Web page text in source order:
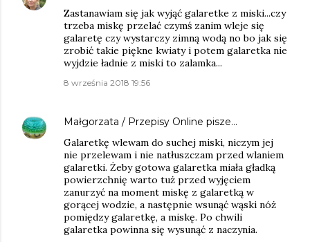
Zastanawiam się jak wyjąć galaretke z miski...czy
trzeba miskę przelać czymś zanim wleje się
galaretę czy wystarczy zimną wodą no bo jak się
zrobić takie piękne kwiaty i potem galaretka nie
wyjdzie ładnie z miski to zalamka...
8 września 2018 19:56
Małgorzata / Przepisy Online pisze…
Galaretkę wlewam do suchej miski, niczym jej
nie przelewam i nie natłuszczam przed wlaniem
galaretki. Żeby gotowa galaretka miała gładką
powierzchnię warto tuż przed wyjęciem
zanurzyć na moment miskę z galaretką w
gorącej wodzie, a następnie wsunąć wąski nóż
pomiędzy galaretkę, a miskę. Po chwili
galaretka powinna się wysunąć z naczynia.